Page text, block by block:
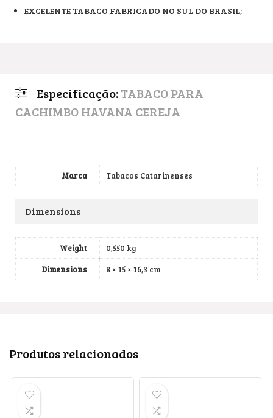
EXCELENTE TABACO FABRICADO NO SUL DO BRASIL;
Especificação:TABACO PARA
CACHIMBO HAVANA CEREJA
Marca Tabacos Catarinenses
Dimensions
Weight
0,550 kg
Dimensions
8 × 15 × 16,3 cm
Produtos relacionados